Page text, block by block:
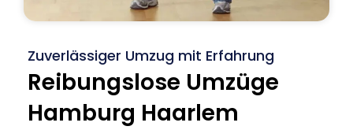
Zuverlässiger Umzug mit Erfahrung
Reibungslose Umzüge
Hamburg Haarlem